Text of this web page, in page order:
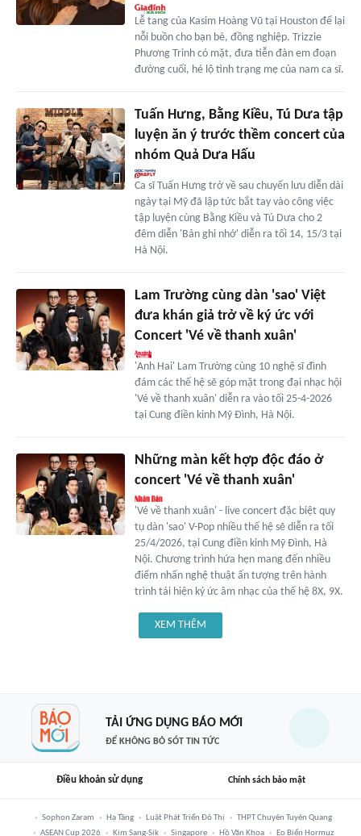
Lễ tang của Kasim Hoàng Vũ tại Houston để lại
nỗi buồn cho bạn bè, đồng nghiệp. Trizzie
Phương Trinh có mặt, đưa tiễn đàn em đoạn
đường cuối, hé lộ tình trạng mẹ của nam ca sĩ.
Tuấn Hưng, Bằng Kiều, Tú Dưa tập
luyện ăn ý trước thềm concert của
nhóm Quả Dưa Hấu
Ca sĩ Tuấn Hưng trở về sau chuyến lưu diễn dài
ngày tại Mỹ đã lập tức bắt tay vào công việc
tập luyện cùng Bằng Kiều và Tú Dưa cho 2
đêm diễn 'Bản ghi nhớ' diễn ra tối 14, 15/3 tại
Hà Nội.
Lam Trường cùng dàn 'sao' Việt
đưa khán giả trở về ký ức với
Concert 'Vé về thanh xuân'
'Anh Hai' Lam Trường cùng 10 nghệ sĩ đình
đám các thế hệ sẽ góp mặt trong đại nhạc hội
'Vé về thanh xuân' diễn ra vào tối 25-4-2026
tại Cung điền kinh Mỹ Đình, Hà Nội.
Những màn kết hợp độc đáo ở
concert 'Vé về thanh xuân'
'Vé về thanh xuân' - live concert đặc biệt quy
tụ dàn 'sao' V-Pop nhiều thế hệ sẽ diễn ra tối
25/4/2026, tại Cung điền kinh Mỹ Đình, Hà
Nội. Chương trình hứa hẹn mang đến nhiều
điểm nhấn nghệ thuật ấn tượng trên hành
trình tái hiện ký ức âm nhạc của thế hệ 8X, 9X.
XEM THÊM
TẢI ỨNG DỤNG BÁO MỚI
ĐỂ KHÔNG BỎ SÓT TIN TỨC
Điều khoản sử dụng Chính sách bảo mật
Sophon Zaram Hạ Tầng Luật Phát Triển Đô Thị
THPT Chuyên Tuyên Quang
ASEAN Cup 2026
Kim Sang-Sik Singapore Hồ Văn Khoa Eo Biển Hormuz